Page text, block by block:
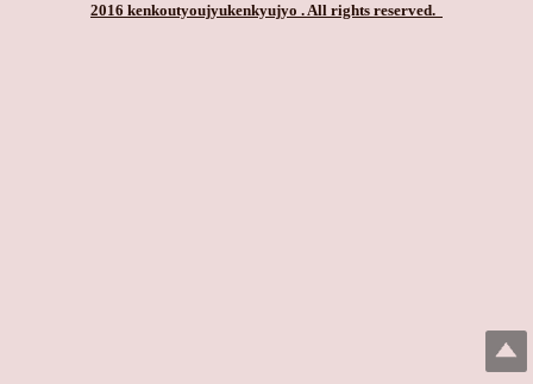
2016 kenkoutyoujyukenkyujyo . All rights reserved.